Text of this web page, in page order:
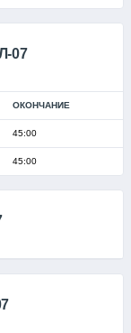
07
ОКОНЧАНИЕ
45:00
45:00